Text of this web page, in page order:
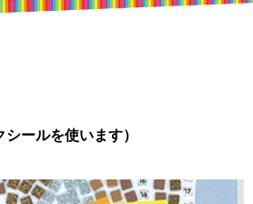
ールを使います）